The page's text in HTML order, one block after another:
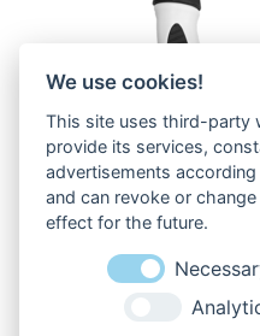
We use cookies!
This site uses third-party
provide its services,
advertisements
and can revoke or
effect for the future.